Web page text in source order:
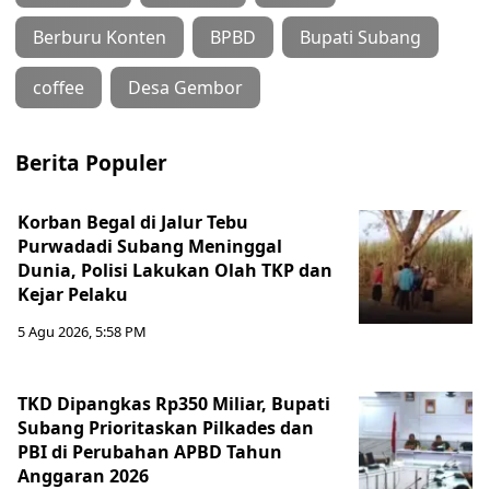
Berburu Konten BPBD Bupati Subang
coffee Desa Gembor
Berita Populer
Korban Begal di Jalur Tebu
Purwadadi Subang Meninggal
Dunia, Polisi Lakukan Olah TKP dan
Kejar Pelaku
5 Agu 2026, 5:58 PM
TKD Dipangkas Rp350 Miliar, Bupati
Subang Prioritaskan Pilkades dan
PBI di Perubahan APBD Tahun
Anggaran 2026